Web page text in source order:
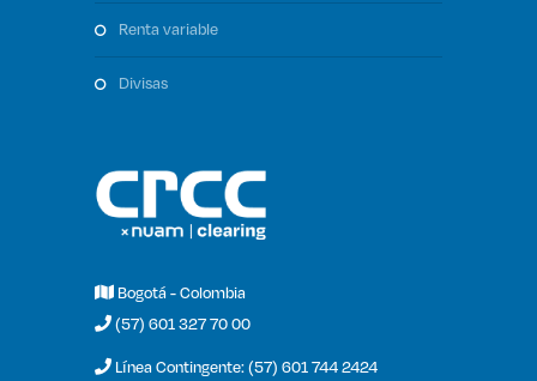
renta variable
divisas
Bogotá - Colombia
(57) 601 327 70 00
Línea Contingente: (57) 601 744 2424